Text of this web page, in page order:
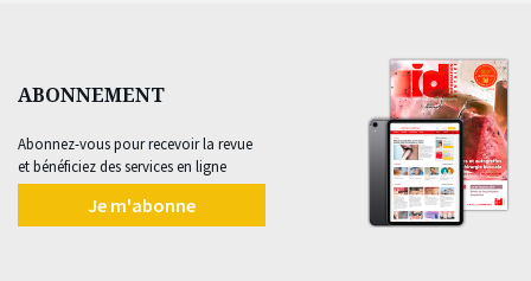
ABONNEMENT
Abonnez-vous pour recevoir la revue
et bénéficiez des services en ligne
Je m'abonne